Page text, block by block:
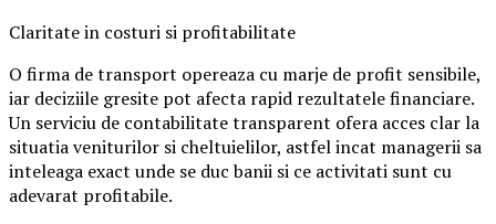
Claritate in costuri si profitabilitate
O firma de transport opereaza cu marje de profit sensibile,
iar deciziile gresite pot afecta rapid rezultatele financiare.
Un serviciu de contabilitate transparent ofera acces clar la
situatia veniturilor si cheltuielilor, astfel incat managerii sa
inteleaga exact unde se duc banii si ce activitati sunt cu
adevarat profitabile.